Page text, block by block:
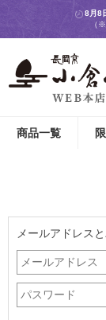
8月8
（
商品一覧
メールアドレス